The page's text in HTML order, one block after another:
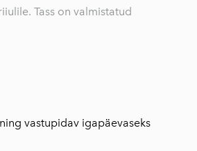
Tass on valmistatud
vastupidav igapäevaseks